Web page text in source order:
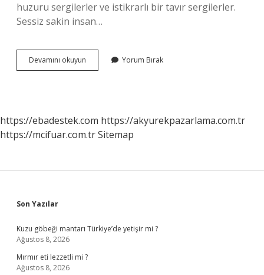
huzuru sergilerler ve istikrarlı bir tavır sergilerler.
Sessiz sakin insan…
Devamını okuyun
Insan
Yorum Bırak
https://ebadestek.com https://akyurekpazarlama.com.tr
https://mcifuar.com.trSitemap
Sidebar
Son Yazılar
Kuzu göbeği mantarı Türkiye’de yetişir mi ?
Ağustos 8, 2026
Mırmır eti lezzetli mi ?
Ağustos 8, 2026